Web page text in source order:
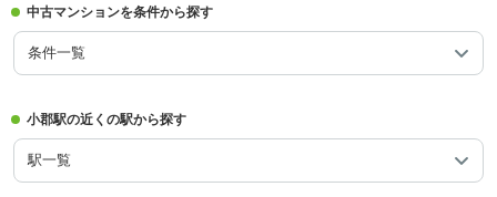
中古マンションを条件から探す
条件一覧
小郡駅の近くの駅から探す
駅一覧